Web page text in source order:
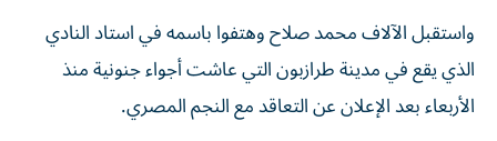
واستقبل الآلاف محمد صلاح وهتفوا باسمه في استاد النادي
الذي يقع في مدينة طرازبون التي عاشت أجواء جنونية منذ
الأربعاء بعد الإعلان عن التعاقد مع النجم المصري.